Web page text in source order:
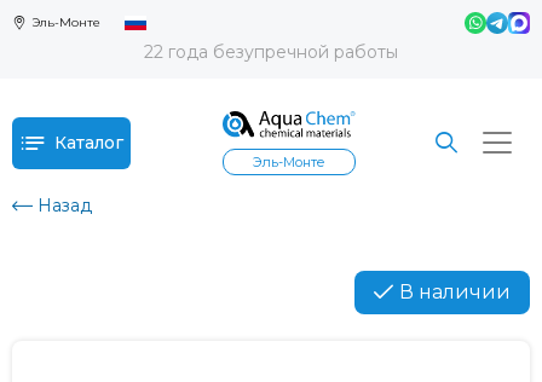
Эль-Монте
22 года безупречной работы
Каталог
Эль-Монте
Назад
В наличии